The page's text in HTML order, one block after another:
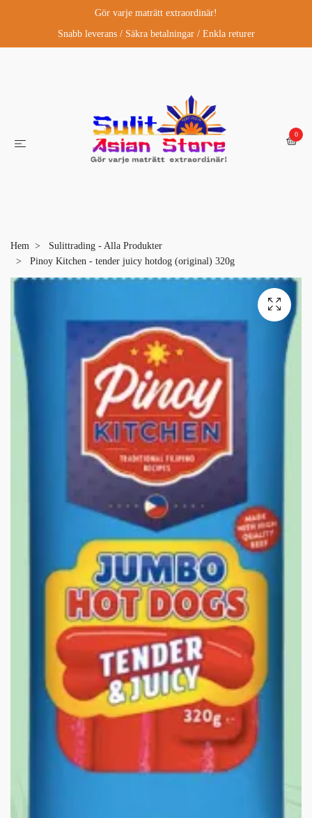
Gör varje maträtt extraordinär!
Snabb leverans / Säkra betalningar / Enkla returer
0
Hem
Sulittrading - Alla Produkter
Pinoy Kitchen - tender juicy hotdog (original) 320g